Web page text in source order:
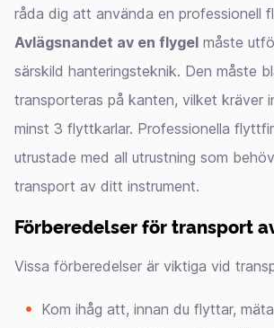
råda dig att använda en professionell
Avlägsnandet av en flygel måste
särskild hanteringsteknik. Den måste
transporteras på kanten, vilket kräver
minst 3 flyttkarlar. Professionella
utrustade med all utrustning som
transport av ditt instrument.
Förberedelser för transport
Vissa förberedelser är viktiga vid
Kom ihåg att, innan du flyttar,